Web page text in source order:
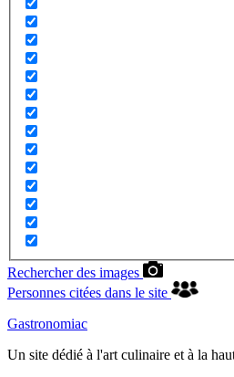
Rechercher des images
Personnes citées dans le site
Gastronomiac
Un site dédié à l'art culinaire et à la